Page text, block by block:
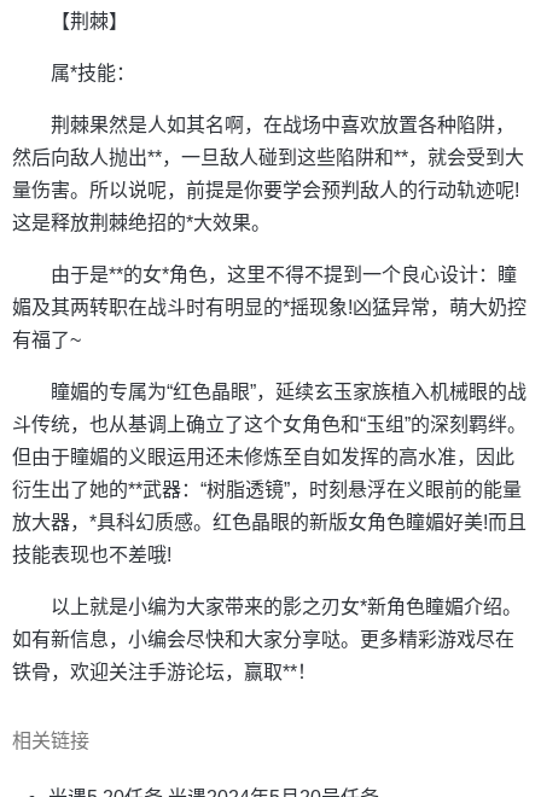
【荆棘】
属*技能：
荆棘果然是人如其名啊，在战场中喜欢放置各种陷阱，
然后向敌人抛出**，一旦敌人碰到这些陷阱和**，就会受到大
量伤害。所以说呢，前提是你要学会预判敌人的行动轨迹呢!
这是释放荆棘绝招的*大效果。
由于是**的女*角色，这里不得不提到一个良心设计：瞳
媚及其两转职在战斗时有明显的*摇现象!凶猛异常，萌大奶控
有福了~
瞳媚的专属为“红色晶眼”，延续玄玉家族植入机械眼的战
斗传统，也从基调上确立了这个女角色和“玉组”的深刻羁绊。
但由于瞳媚的义眼运用还未修炼至自如发挥的高水准，因此
衍生出了她的**武器：“树脂透镜”，时刻悬浮在义眼前的能量
放大器，*具科幻质感。红色晶眼的新版女角色瞳媚好美!而且
技能表现也不差哦!
以上就是小编为大家带来的影之刃女*新角色瞳媚介绍。
如有新信息，小编会尽快和大家分享哒。更多精彩游戏尽在
铁骨，欢迎关注手游论坛，赢取**！
相关链接